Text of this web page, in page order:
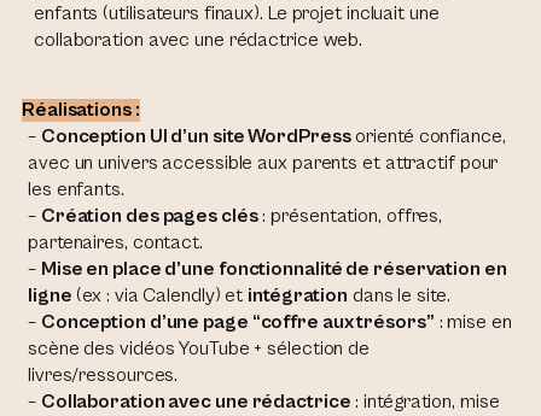
enfants (utilisateurs finaux). Le projet incluait une
collaboration avec une rédactrice web.
Réalisations :
– Conception UI d’un site WordPressorienté confiance,
avec un univers accessible aux parents et attractif pour
les enfants.
– Création des pages clés: présentation, offres,
partenaires, contact.
– Mise en place d’une fonctionnalité de réservation en
ligne (ex : via Calendly) et intégration dans le site.
– Conception d’une page “coffre aux trésors” : mise en
scène des vidéos YouTube + sélection de
livres/ressources.
– Collaboration avec une rédactrice : intégration, mise